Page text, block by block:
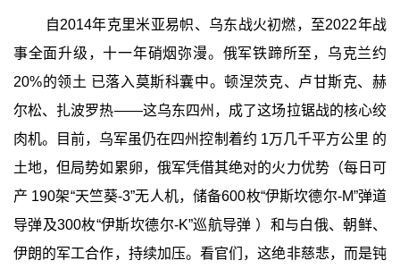
自2014年克里米亚易帜、乌东战火初燃，至2022年战
事全面升级，十一年硝烟弥漫。俄军铁蹄所至，乌克兰约
20%的领土 已落入莫斯科囊中。顿涅茨克、卢甘斯克、赫
尔松、扎波罗热——这乌东四州，成了这场拉锯战的核心绞
肉机。目前，乌军虽仍在四州控制着约 1万几千平方公里 的
土地，但局势如累卵，俄军凭借其绝对的火力优势（每日可
产 190架“天竺葵-3”无人机，储备600枚“伊斯坎德尔-M”弹道
导弹及300枚“伊斯坎德尔-K”巡航导弹 ）和与白俄、朝鲜、
伊朗的军工合作，持续加压。看官们，这绝非慈悲，而是钝